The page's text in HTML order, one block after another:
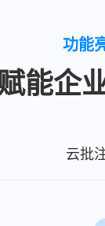
功能
能企
云批